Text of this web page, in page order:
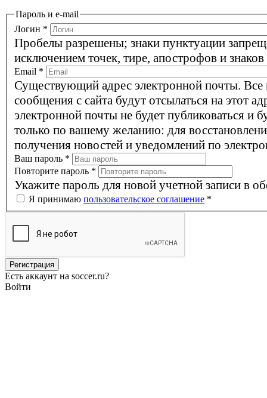
Пароль и e-mail
Логин *
Пробелы разрешены; знаки пунктуации
исключением точек, тире, апострофов и
Email *
Существующий адрес электронной почты. Все
сообщения с сайта будут отсылаться на этот
электронной почты не будет публиковаться и
только по вашему желанию: для
получения новостей и уведомлений по
Ваш пароль *
Повторите пароль *
Укажите пароль для новой учетной записи в
Я принимаю пользовательское соглашение *
Есть аккаунт на soccer.ru?
Войти